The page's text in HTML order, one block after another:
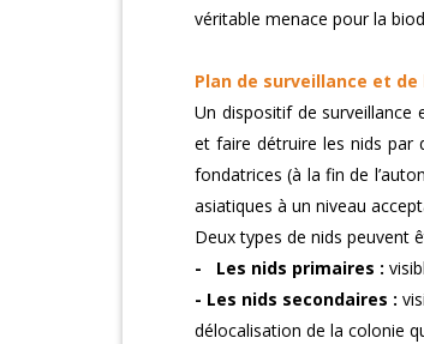
véritable menace pour la
Plan de surveillance et
Un dispositif de surveillance
et faire détruire les nids par
fondatrices (à la fin de
asiatiques à un niveau
Deux types de nids peuvent
- Les nids primaires :
- Les nids secondaires :
délocalisation de la colonie